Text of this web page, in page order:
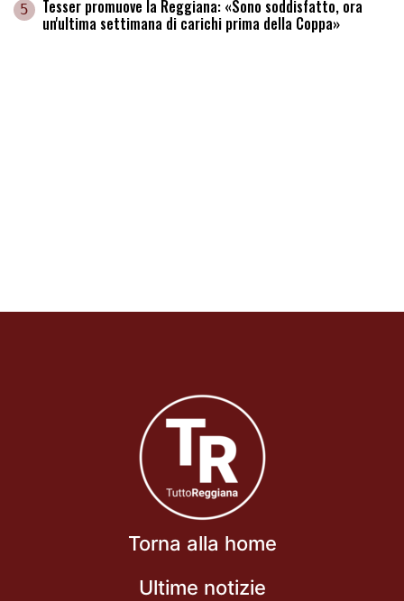
5 Tesser promuove la Reggiana: «Sono soddisfatto, ora
un'ultima settimana di carichi prima della Coppa»
Torna alla home
Ultime notizie